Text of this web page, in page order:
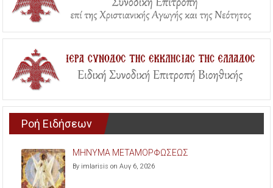
Ροή Ειδήσεων
ΜΗΝΥΜΑ ΜΕΤΑΜΟΡΦΩΣΕΩΣ
By imlarisis on Αυγ 6, 2026